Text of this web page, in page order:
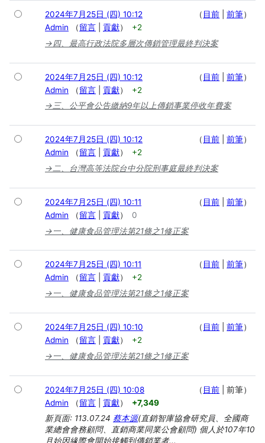
目前 前筆
2024年7月25日 (四) 10:12
Admin
留言 貢獻
+2
→四、最高行政法院多層次傳銷管理最終判決案
目前 前筆
2024年7月25日 (四) 10:12
Admin
留言 貢獻
+2
→三、公平會公告繳納9年以上傳銷事業停收年費案
目前 前筆
2024年7月25日 (四) 10:12
Admin
留言 貢獻
+2
→ 二、台灣高等法院台中分院刑事庭最終判決案
目前 前筆
2024年7月25日 (四) 10:11
Admin
留言 貢獻
0
→一、健康食品管理法第21條之1修正案
目前 前筆
2024年7月25日 (四) 10:11
Admin
留言 貢獻
+2
→一、健康食品管理法第21條之1修正案
目前 前筆
2024年7月25日 (四) 10:10
Admin
留言 貢獻
+2
→一、健康食品管理法第21條之1修正案
目前 前筆
2024年7月25日 (四) 10:08
Admin
留言 貢獻
+7,349
新頁面: 113.07.24 蔡本源(直銷智庫協會研究員、全國商
業總會會務顧問、直銷商業同業公會顧問) 個人於107年10
月始因緣際會開始接觸到傳銷業者...